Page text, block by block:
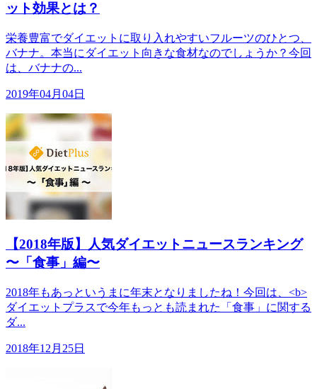
ット効果とは？
栄養豊富でダイエットに取り入れやすいフルーツのひとつ、
バナナ。本当にダイエット向きな食材なのでしょうか？今回
は、バナナの...
2019年04月04日
【2018年版】人気ダイエットニュースランキング
〜「食事」編〜
2018年もあっというまに年末となりましたね！ 今回は、<b>
ダイエットプラスで今年もっとも読まれた「食事」に関する
ダ...
2018年12月25日